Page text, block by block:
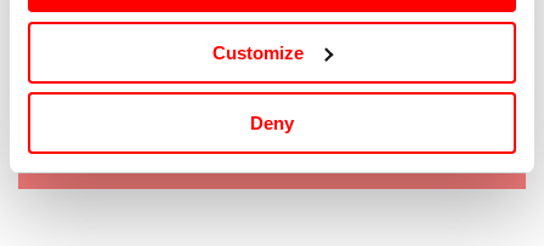
Customize
Deny
48
Tallaje: Internacional |Guía de tallas